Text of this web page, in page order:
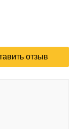
отзыв